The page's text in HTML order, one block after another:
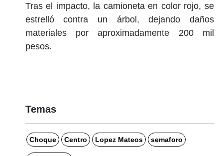
Tras el impacto, la camioneta en color rojo, se
estrelló contra un árbol, dejando daños
materiales por aproximadamente 200 mil
pesos.
Temas
Choque Centro Lopez Mateos semaforo